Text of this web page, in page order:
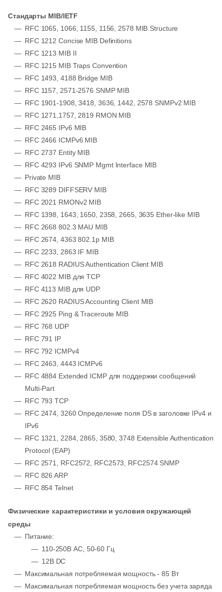
Стандарты MIB/IETF
RFC 1065, 1066, 1155, 1156, 2578 MIB Structure
RFC 1212 Concise MIB Definitions
RFC 1213 MIB II
RFC 1215 MIB Traps Convention
RFC 1493, 4188 Bridge MIB
RFC 1157, 2571-2576 SNMP MIB
RFC 1901-1908, 3418, 3636, 1442, 2578 SNMPv2 MIB
RFC 1271,1757, 2819 RMON MIB
RFC 2465 IPv6 MIB
RFC 2466 ICMPv6 MIB
RFC 2737 Entity MIB
RFC 4293 IPv6 SNMP Mgmt Interface MIB
Private MIB
RFC 3289 DIFFSERV MIB
RFC 2021 RMONv2 MIB
RFC 1398, 1643, 1650, 2358, 2665, 3635 Ether-like MIB
RFC 2668 802.3 MAU MIB
RFC 2674, 4363 802.1p MIB
RFC 2233, 2863 IF MIB
RFC 2618 RADIUS Authentication Client MIB
RFC 4022 MIB для TCP
RFC 4113 MIB для UDP
RFC 2620 RADIUS Accounting Client MIB
RFC 2925 Ping & Traceroute MIB
RFC 768 UDP
RFC 791 IP
RFC 792 ICMPv4
RFC 2463, 4443 ICMPv6
RFC 4884 Extended ICMP для поддержки сообщений
Multi-Part
RFC 793 TCP
RFC 2474, 3260 Определение поля DS в заголовке IPv4 и
IPv6
RFC 1321, 2284, 2865, 3580, 3748 Extensible Authentication
Protocol (EAP)
RFC 2571, RFC2572, RFC2573, RFC2574 SNMP
RFC 826 ARP
RFC 854 Telnet
Физические характеристики и условия окружающей
среды
Питание:
110-250В АС, 50-60 Гц
12В DC
Максимальная потребляемая мощность - 85 Вт
Максимальная потребляемая мощность без учета заряда